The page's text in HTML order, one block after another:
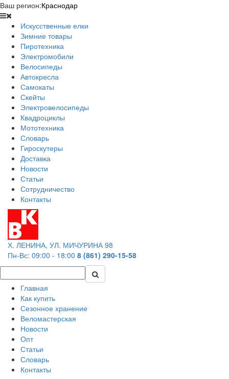
Ваш регион:Краснодар
Искусственные елки
Зимние товары
Пиротехника
Электромобили
Велосипеды
Автокресла
Самокаты
Скейты
Электровелосипеды
Квадроциклы
Мототехника
Словарь
Гироскутеры
Доставка
Новости
Статьи
Сотрудничество
Контакты
Х. ЛЕНИНА, УЛ. МИЧУРИНА 98
Пн-Вс: 09:00 - 18:00 8 (861) 290-15-58
Главная
Как купить
Сезонное хранение
Веломастерская
Новости
Опт
Статьи
Словарь
Контакты